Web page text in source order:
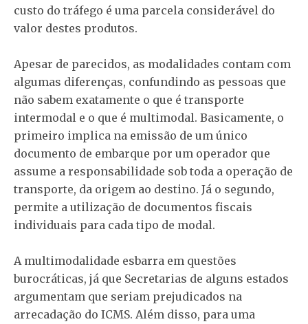
custo do tráfego é uma parcela considerável do
valor destes produtos.
Apesar de parecidos, as modalidades contam com
algumas diferenças, confundindo as pessoas que
não sabem exatamente o que é transporte
intermodal e o que é multimodal. Basicamente, o
primeiro implica na emissão de um único
documento de embarque por um operador que
assume a responsabilidade sob toda a operação de
transporte, da origem ao destino. Já o segundo,
permite a utilização de documentos fiscais
individuais para cada tipo de modal.
A multimodalidade esbarra em questões
burocráticas, já que Secretarias de alguns estados
argumentam que seriam prejudicados na
arrecadação do ICMS. Além disso, para uma